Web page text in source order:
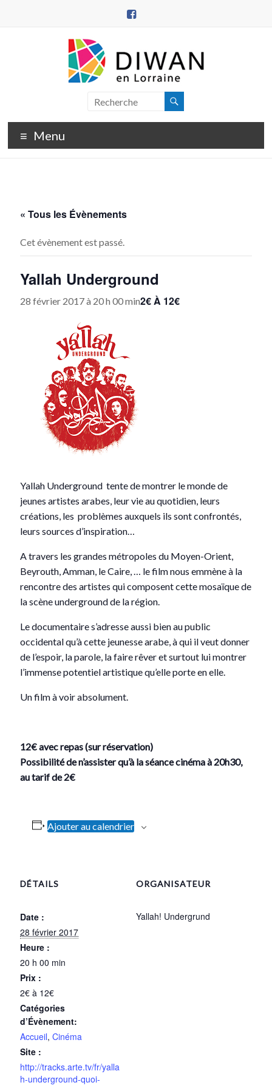
en
LorraineMenu
« Tous les Évènements
Cet évènement est passé.
Yallah Underground
28 février 2017 à 20 h 00 min2€ À 12€
Yallah Underground tente de montrer le monde de
jeunes artistes arabes, leur vie au quotidien, leurs
créations, les problèmes auxquels ils sont confrontés,
leurs sources d’inspiration…
A travers les grandes métropoles du Moyen-Orient,
Beyrouth, Amman, le Caire, … le film nous emmène à la
rencontre des artistes qui composent cette mosaïque de
la scène underground de la région.
Le documentaire s’adresse aussi bien au public
occidental qu’à cette jeunesse arabe, à qui il veut donner
de l’espoir, la parole, la faire rêver et surtout lui montrer
l’immense potentiel artistique qu’elle porte en elle.
Un film à voir absolument.
12€ avec repas (sur réservation)
Possibilité de n’assister qu’à la séance cinéma à 20h30,
au tarif de 2€
Ajouter au calendrier
DÉTAILS
Date :
28 février 2017
Heure :
20 h 00 min
Prix :
2€ à 12€
Catégories
d’Évènement:
Accueil,Cinéma
Site :
http://tracks.arte.tv/fr/yalla
h-underground-quoi-
ORGANISATEUR
Yallah! Undergrund